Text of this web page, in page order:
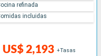
US$ 2,193 +Tasas
refinada
incluidas